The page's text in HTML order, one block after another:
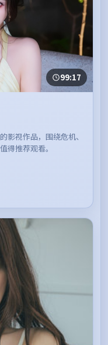
99:17
视作品，围绕危机、
得推荐观看。